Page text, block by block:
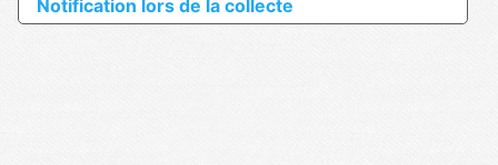
Notification lors de la collecte